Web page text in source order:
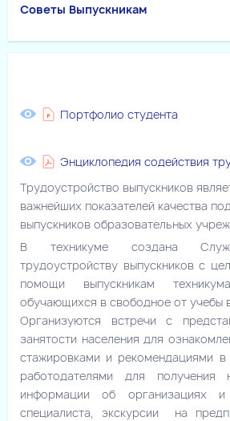
Советы Выпускникам
Портфолио студента
Энциклопедия содействия
Трудоустройство выпускников
важнейших показателей качества
выпускников образовательных
В техникуме создана
трудоустройству выпускников с
помощи выпускникам
обучающихся в свободное от учебы
Организуются встречи с
занятости населения для
стажировками и рекомендациями
работодателями для получения
информации об организациях
специалиста, экскурсии на